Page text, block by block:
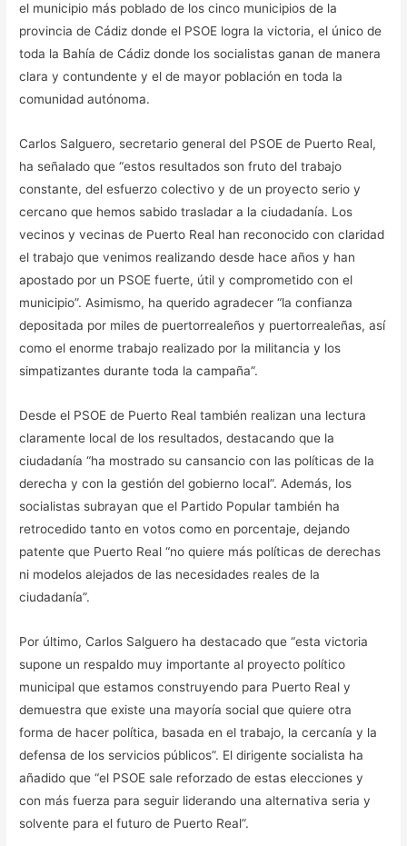
el municipio más poblado de los cinco municipios de la
provincia de Cádiz donde el PSOE logra la victoria, el único de
toda la Bahía de Cádiz donde los socialistas ganan de manera
clara y contundente y el de mayor población en toda la
comunidad autónoma.
Carlos Salguero, secretario general del PSOE de Puerto Real,
ha señalado que “estos resultados son fruto del trabajo
constante, del esfuerzo colectivo y de un proyecto serio y
cercano que hemos sabido trasladar a la ciudadanía. Los
vecinos y vecinas de Puerto Real han reconocido con claridad
el trabajo que venimos realizando desde hace años y han
apostado por un PSOE fuerte, útil y comprometido con el
municipio”. Asimismo, ha querido agradecer “la confianza
depositada por miles de puertorrealeños y puertorrealeñas, así
como el enorme trabajo realizado por la militancia y los
simpatizantes durante toda la campaña”.
Desde el PSOE de Puerto Real también realizan una lectura
claramente local de los resultados, destacando que la
ciudadanía “ha mostrado su cansancio con las políticas de la
derecha y con la gestión del gobierno local”. Además, los
socialistas subrayan que el Partido Popular también ha
retrocedido tanto en votos como en porcentaje, dejando
patente que Puerto Real “no quiere más políticas de derechas
ni modelos alejados de las necesidades reales de la
ciudadanía”.
Por último, Carlos Salguero ha destacado que “esta victoria
supone un respaldo muy importante al proyecto político
municipal que estamos construyendo para Puerto Real y
demuestra que existe una mayoría social que quiere otra
forma de hacer política, basada en el trabajo, la cercanía y la
defensa de los servicios públicos”. El dirigente socialista ha
añadido que “el PSOE sale reforzado de estas elecciones y
con más fuerza para seguir liderando una alternativa seria y
solvente para el futuro de Puerto Real”.